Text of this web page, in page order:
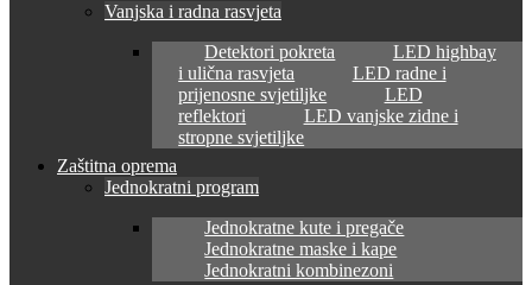
Vanjska i radna rasvjeta
Detektori pokreta
LED highbay
i ulična rasvjeta
LED radne i
prijenosne svjetiljke
LED
reflektori
LED vanjske zidne i
stropne svjetiljke
Zaštitna oprema
Jednokratni program
Jednokratne kute i pregače
Jednokratne maske i kape
Jednokratni kombinezoni